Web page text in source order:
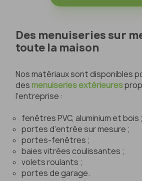
Des menuiseries sur
toute la maison
Nos matériaux sont disponibles
des menuiseries extérieures
l’entreprise :
fenêtres PVC, aluminium et bois ;
portes d’entrée sur mesure ;
portes-fenêtres ;
baies vitrées coulissantes ;
volets roulants ;
portes de garage.